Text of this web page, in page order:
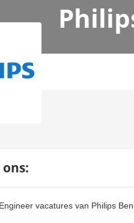
vacatures van Philips